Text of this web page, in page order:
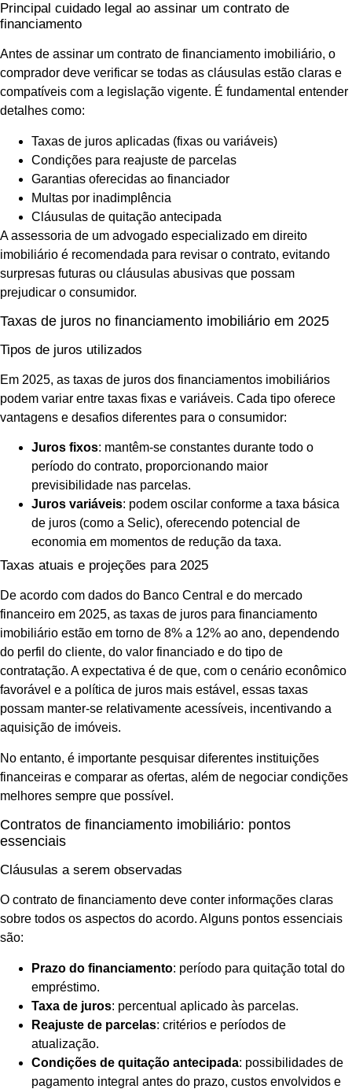
Principal cuidado legal ao assinar um contrato de
financiamento
Antes de assinar um contrato de financiamento imobiliário, o
comprador deve verificar se todas as cláusulas estão claras e
compatíveis com a legislação vigente. É fundamental entender
detalhes como:
Taxas de juros aplicadas (fixas ou variáveis)
Condições para reajuste de parcelas
Garantias oferecidas ao financiador
Multas por inadimplência
Cláusulas de quitação antecipada
A assessoria de um advogado especializado em direito
imobiliário é recomendada para revisar o contrato, evitando
surpresas futuras ou cláusulas abusivas que possam
prejudicar o consumidor.
Taxas de juros no financiamento imobiliário em 2025
Tipos de juros utilizados
Em 2025, as taxas de juros dos financiamentos imobiliários
podem variar entre taxas fixas e variáveis. Cada tipo oferece
vantagens e desafios diferentes para o consumidor:
Juros fixos: mantêm-se constantes durante todo o
período do contrato, proporcionando maior
previsibilidade nas parcelas.
Juros variáveis: podem oscilar conforme a taxa básica
de juros (como a Selic), oferecendo potencial de
economia em momentos de redução da taxa.
Taxas atuais e projeções para 2025
De acordo com dados do Banco Central e do mercado
financeiro em 2025, as taxas de juros para financiamento
imobiliário estão em torno de 8% a 12% ao ano, dependendo
do perfil do cliente, do valor financiado e do tipo de
contratação. A expectativa é de que, com o cenário econômico
favorável e a política de juros mais estável, essas taxas
possam manter-se relativamente acessíveis, incentivando a
aquisição de imóveis.
No entanto, é importante pesquisar diferentes instituições
financeiras e comparar as ofertas, além de negociar condições
melhores sempre que possível.
Contratos de financiamento imobiliário: pontos
essenciais
Cláusulas a serem observadas
O contrato de financiamento deve conter informações claras
sobre todos os aspectos do acordo. Alguns pontos essenciais
são:
Prazo do financiamento: período para quitação total do
empréstimo.
Taxa de juros: percentual aplicado às parcelas.
Reajuste de parcelas: critérios e períodos de
atualização.
Condições de quitação antecipada: possibilidades de
pagamento integral antes do prazo, custos envolvidos e